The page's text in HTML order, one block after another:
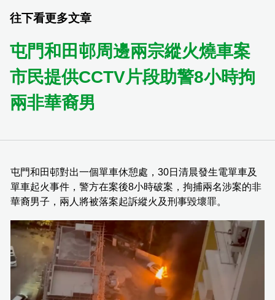
往下看更多文章
屯門和田邨周邊兩宗縱火燒車案
市民提供CCTV片段助警8小時拘
兩非華裔男
屯門和田邨對出一個單車休憩處，30日清晨發生電單車及
單車起火事件，警方在案後8小時破案，拘捕兩名涉案的非
華裔男子，兩人將被落案起訴縱火及刑事毀壞罪。